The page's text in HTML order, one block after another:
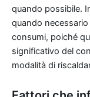
quando possibile.
quando
consumi, poiché
significativo del
modalità di